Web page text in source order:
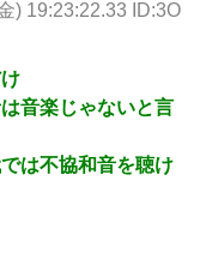
) 19:23:22.33 ID:3O
音楽じゃないと言
は不協和音を聴け